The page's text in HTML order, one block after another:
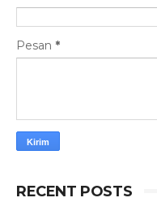
Pesan *
RECENT POSTS